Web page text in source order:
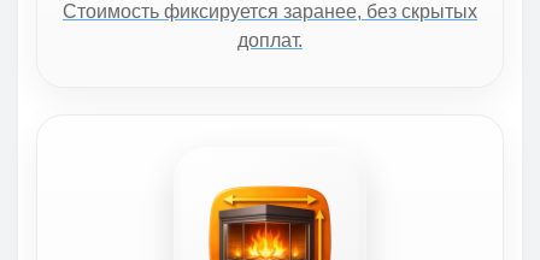
Стоимость фиксируется заранее, без скрытых
доплат.